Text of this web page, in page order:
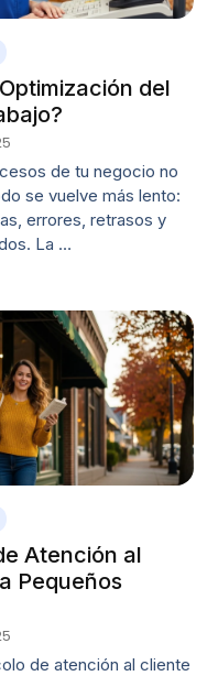
del
de tu negocio no
se vuelve más lento:
errores, retrasos y
La …
Atención al
Pequeños
de atención al cliente